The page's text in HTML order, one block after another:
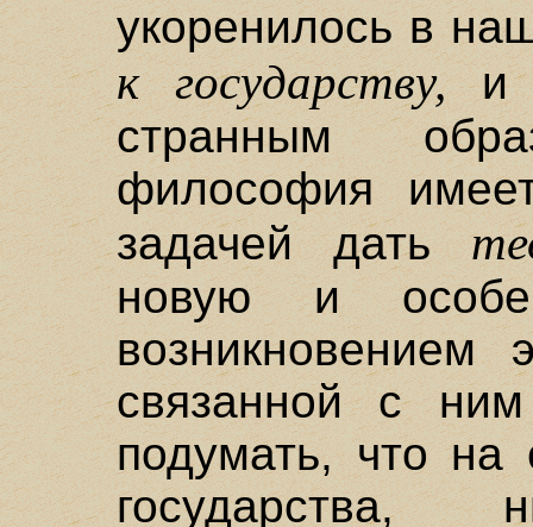
укоренилось в
к государству,и
странным
философия
задачей дать
новую и
возникновением
связанной с
подумать, что
государства,